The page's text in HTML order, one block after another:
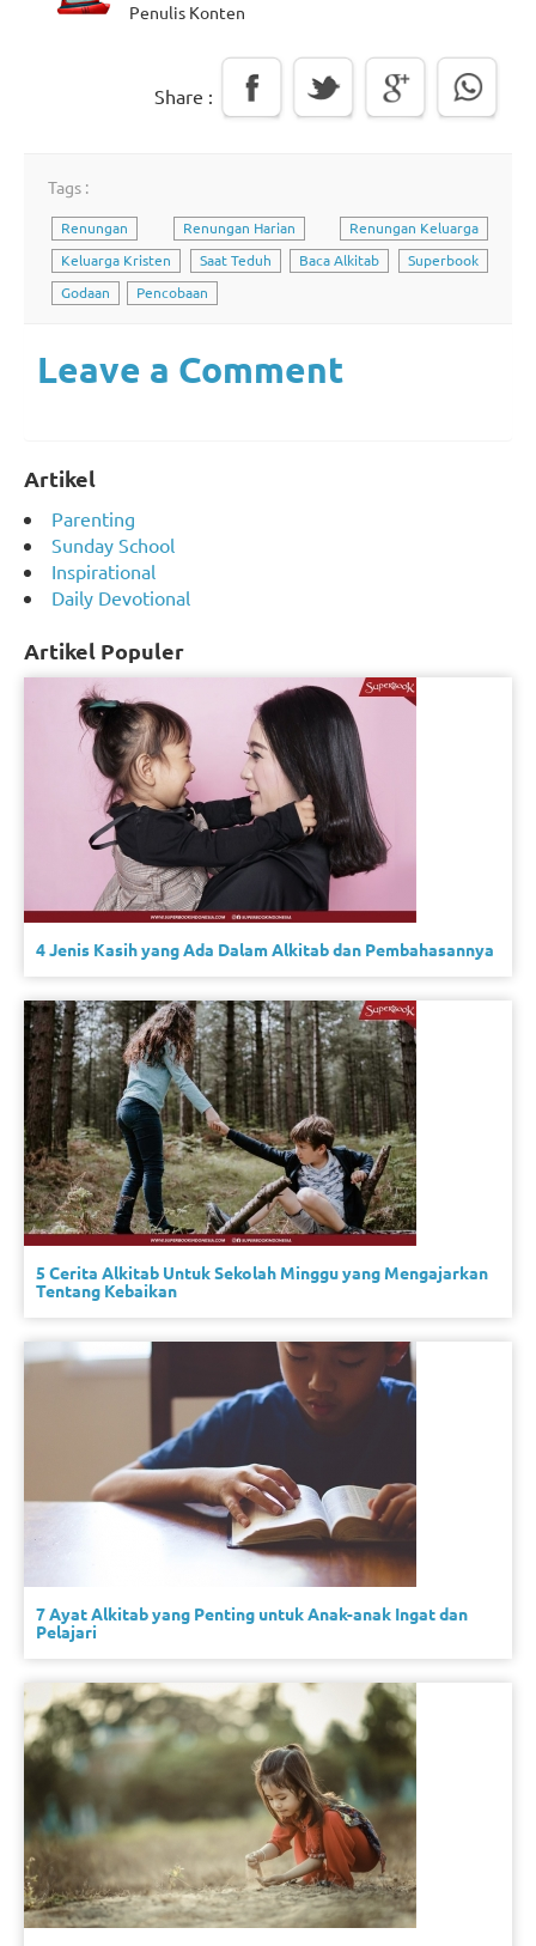
Penulis Konten
Share :
Tags :
Renungan Renungan Harian
Renungan Keluarga
Keluarga Kristen
Saat Teduh Baca Alkitab
Superbook
Godaan
Pencobaan
Leave a Comment
Artikel
Parenting
Sunday School
Inspirational
Daily Devotional
Artikel Populer
4 Jenis Kasih yang Ada Dalam Alkitab dan Pembahasannya
5 Cerita Alkitab Untuk Sekolah Minggu yang Mengajarkan
Tentang Kebaikan
7 Ayat Alkitab yang Penting untuk Anak-anak Ingat dan
Pelajari